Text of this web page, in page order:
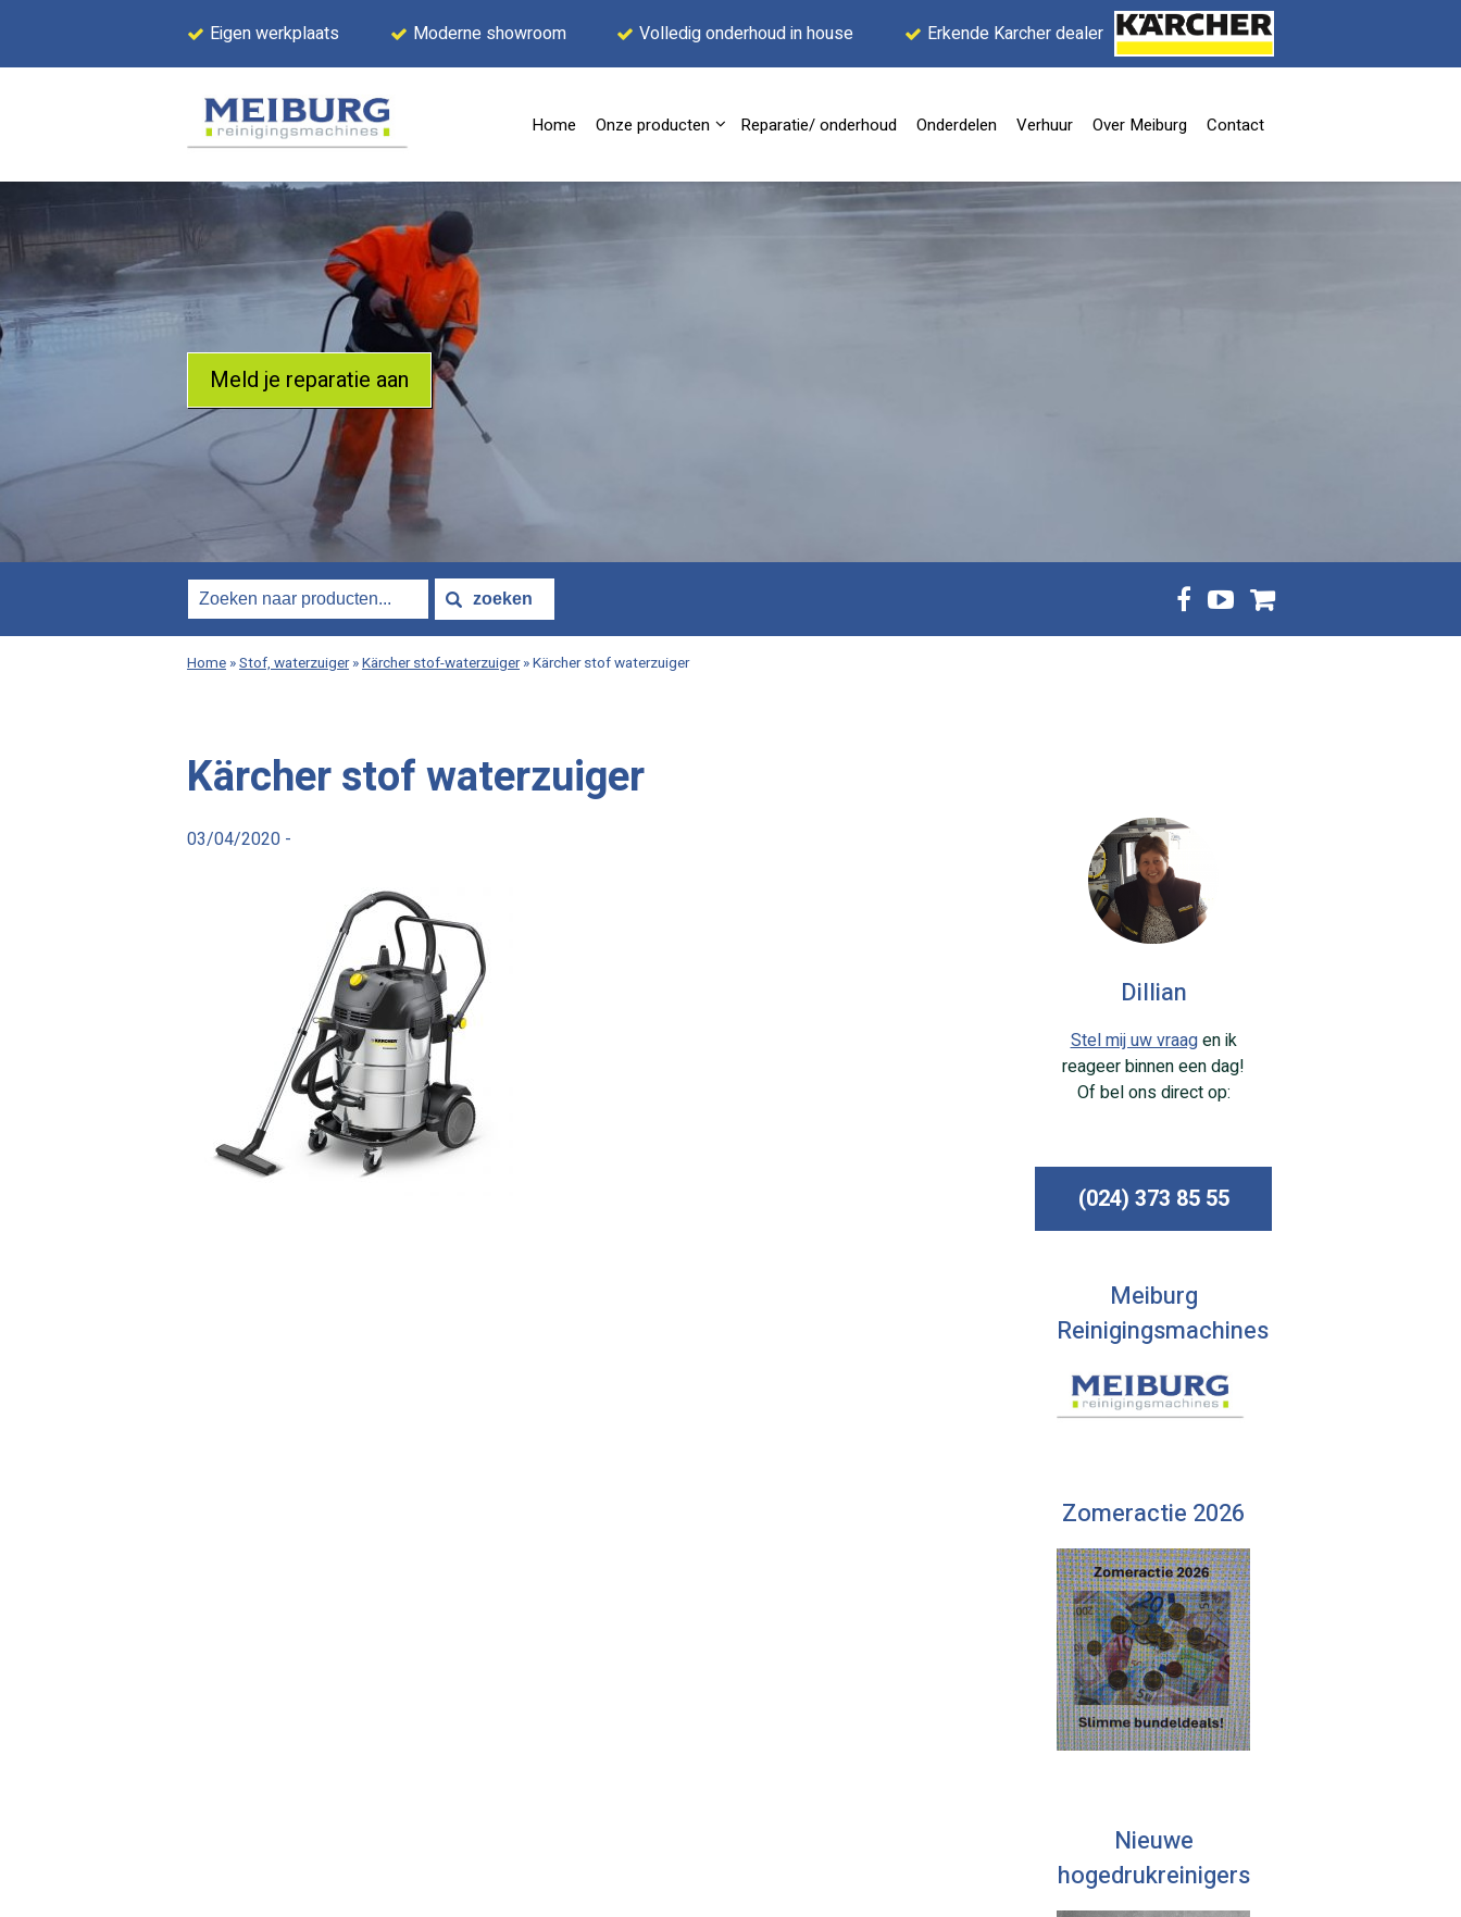
Eigen werkplaats Moderne showroom Volledig onderhoud in house Erkende Karcher dealer
Home Onze producten Reparatie/ onderhoud Onderdelen Verhuur Over Meiburg Contact
Meld je reparatie aan
Home »Stof, waterzuiger»Kärcher stof-waterzuiger»Kärcher stof waterzuiger
Kärcher stof waterzuiger
03/04/2020 -
Dillian
Stel mij uw vraagen ik
reageer binnen een dag!
Of bel ons direct op:
(024) 373 85 55
Meiburg
Reinigingsmachines
Zomeractie 2026
Nieuwe
hogedrukreinigers